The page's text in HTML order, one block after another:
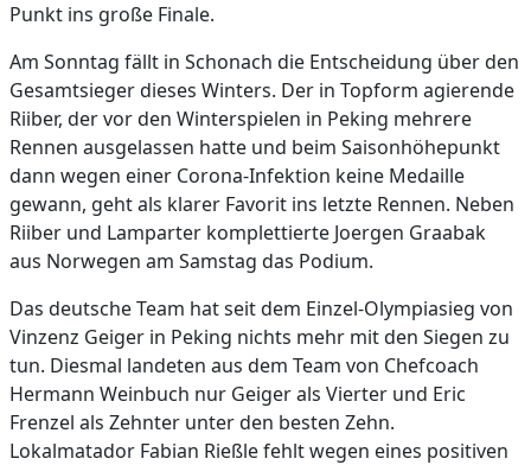
Punkt ins große Finale.
Am Sonntag fällt in Schonach die Entscheidung über den
Gesamtsieger dieses Winters. Der in Topform agierende
Riiber, der vor den Winterspielen in Peking mehrere
Rennen ausgelassen hatte und beim Saisonhöhepunkt
dann wegen einer Corona-Infektion keine Medaille
gewann, geht als klarer Favorit ins letzte Rennen. Neben
Riiber und Lamparter komplettierte Joergen Graabak
aus Norwegen am Samstag das Podium.
Das deutsche Team hat seit dem Einzel-Olympiasieg von
Vinzenz Geiger in Peking nichts mehr mit den Siegen zu
tun. Diesmal landeten aus dem Team von Chefcoach
Hermann Weinbuch nur Geiger als Vierter und Eric
Frenzel als Zehnter unter den besten Zehn.
Lokalmatador Fabian Rießle fehlt wegen eines positiven